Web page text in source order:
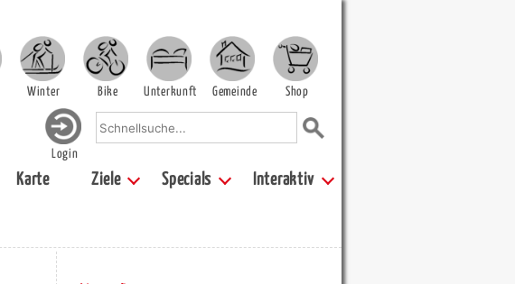
Winter Bike Unterkunft Gemeinde Shop
Login
Karte Ziele Specials Interaktiv